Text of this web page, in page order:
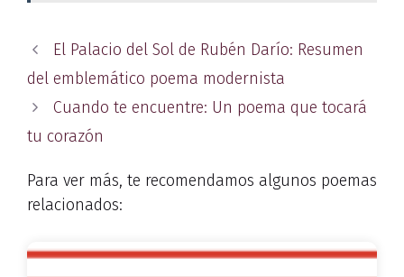
El Palacio del Sol de Rubén Darío: Resumen
del emblemático poema modernista
Cuando te encuentre: Un poema que tocará
tu corazón
Para ver más, te recomendamos algunos poemas
relacionados: